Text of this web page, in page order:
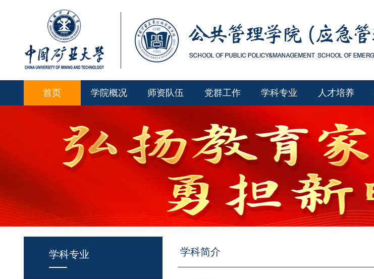
首页 学院概况 师资队伍 党群工作 学科专业 人才培养
学科专业 学科简介